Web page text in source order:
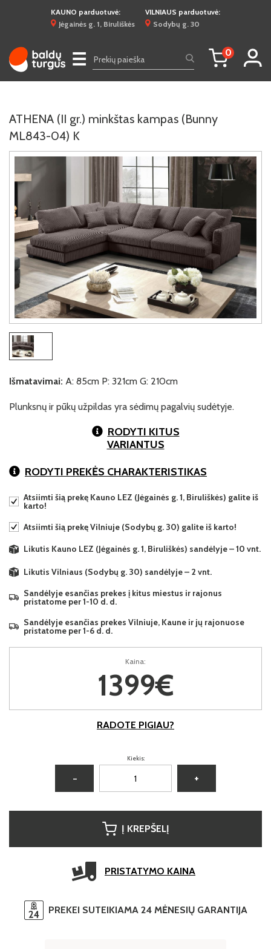
KAUNO parduotuvė:
Jėgainės g. 1, Biruliškės
VILNIAUS parduotuvė:
Sodybų g. 30
☰ 0
ATHENA (II gr.) minkštas kampas (Bunny
ML843-04) K
Išmatavimai: A: 85cm P: 321cm G: 210cm
Plunksnų ir pūkų užpildas yra sėdimų pagalvių sudėtyje.
RODYTI KITUS
VARIANTUS
RODYTI PREKĖS CHARAKTERISTIKAS
Atsiimti šią prekę Kauno LEZ (Jėgainės g. 1, Biruliškės) galite iš
karto!
Atsiimti šią prekę Vilniuje (Sodybų g. 30) galite iš karto!
Likutis Kauno LEZ (Jėgainės g. 1, Biruliškės) sandėlyje – 10 vnt.
Likutis Vilniaus (Sodybų g. 30) sandėlyje – 2 vnt.
Sandėlyje esančias prekes į kitus miestus ir rajonus
pristatome per 1-10 d. d.
Sandėlyje esančias prekes Vilniuje, Kaune ir jų rajonuose
pristatome per 1-6 d. d.
Kaina:
1399€
RADOTE PIGIAU?
Kiekis:
− +
Į KREPŠELĮ
PRISTATYMO KAINA
PREKEI SUTEIKIAMA 24 MĖNESIŲ GARANTIJA